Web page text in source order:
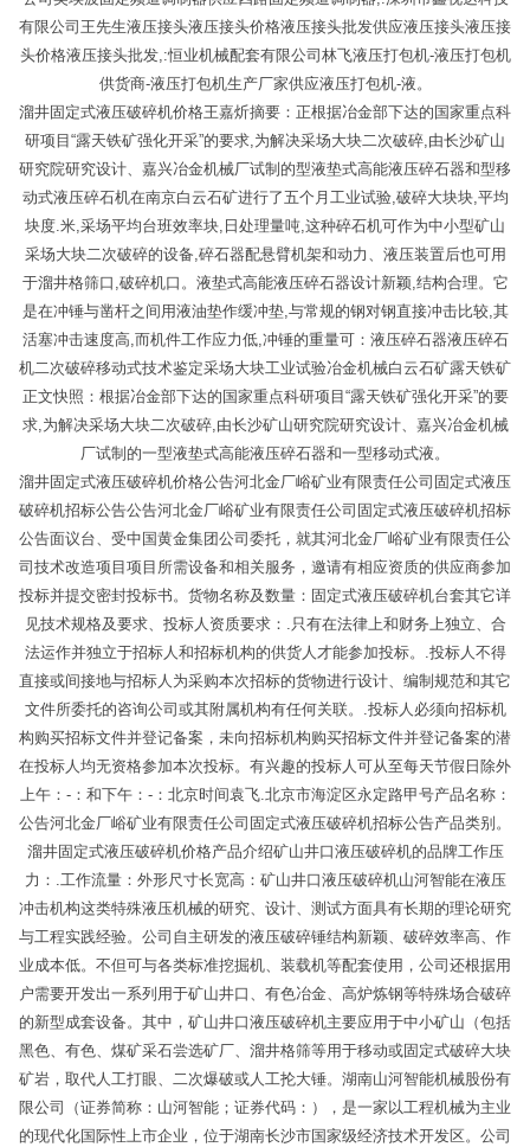
有限公司王先生液压接头液压接头价格液压接头批发供应液压接头液压接
头价格液压接头批发,:恒业机械配套有限公司林飞液压打包机-液压打包机
供货商-液压打包机生产厂家供应液压打包机-液。
溜井固定式液压破碎机价格王嘉炘摘要：正根据冶金部下达的国家重点科
研项目“露天铁矿强化开采”的要求,为解决采场大块二次破碎,由长沙矿山
研究院研究设计、嘉兴冶金机械厂试制的型液垫式高能液压碎石器和型移
动式液压碎石机在南京白云石矿进行了五个月工业试验,破碎大块块,平均
块度.米,采场平均台班效率块,日处理量吨,这种碎石机可作为中小型矿山
采场大块二次破碎的设备,碎石器配悬臂机架和动力、液压装置后也可用
于溜井格筛口,破碎机口。液垫式高能液压碎石器设计新颖,结构合理。它
是在冲锤与凿杆之间用液油垫作缓冲垫,与常规的钢对钢直接冲击比较,其
活塞冲击速度高,而机件工作应力低,冲锤的重量可：液压碎石器液压碎石
机二次破碎移动式技术鉴定采场大块工业试验冶金机械白云石矿露天铁矿
正文快照：根据冶金部下达的国家重点科研项目“露天铁矿强化开采”的要
求,为解决采场大块二次破碎,由长沙矿山研究院研究设计、嘉兴冶金机械
厂试制的一型液垫式高能液压碎石器和一型移动式液。
溜井固定式液压破碎机价格公告河北金厂峪矿业有限责任公司固定式液压
破碎机招标公告公告河北金厂峪矿业有限责任公司固定式液压破碎机招标
公告面议台、受中国黄金集团公司委托，就其河北金厂峪矿业有限责任公
司技术改造项目项目所需设备和相关服务，邀请有相应资质的供应商参加
投标并提交密封投标书。货物名称及数量：固定式液压破碎机台套其它详
见技术规格及要求、投标人资质要求：.只有在法律上和财务上独立、合
法运作并独立于招标人和招标机构的供货人才能参加投标。.投标人不得
直接或间接地与招标人为采购本次招标的货物进行设计、编制规范和其它
文件所委托的咨询公司或其附属机构有任何关联。.投标人必须向招标机
构购买招标文件并登记备案，未向招标机构购买招标文件并登记备案的潜
在投标人均无资格参加本次投标。有兴趣的投标人可从至每天节假日除外
上午：-：和下午：-：北京时间袁飞.北京市海淀区永定路甲号产品名称：
公告河北金厂峪矿业有限责任公司固定式液压破碎机招标公告产品类别。
溜井固定式液压破碎机价格产品介绍矿山井口液压破碎机的品牌工作压
力：.工作流量：外形尺寸长宽高：矿山井口液压破碎机山河智能在液压
冲击机构这类特殊液压机械的研究、设计、测试方面具有长期的理论研究
与工程实践经验。公司自主研发的液压破碎锤结构新颖、破碎效率高、作
业成本低。不但可与各类标准挖掘机、装载机等配套使用，公司还根据用
户需要开发出一系列用于矿山井口、有色冶金、高炉炼钢等特殊场合破碎
的新型成套设备。其中，矿山井口液压破碎机主要应用于中小矿山（包括
黑色、有色、煤矿采石尝选矿厂、溜井格筛等用于移动或固定式破碎大块
矿岩，取代人工打眼、二次爆破或人工抡大锤。湖南山河智能机械股份有
限公司（证券简称：山河智能；证券代码：），是一家以工程机械为主业
的现代化国际性上市企业，位于湖南长沙市国家级经济技术开发区。公司